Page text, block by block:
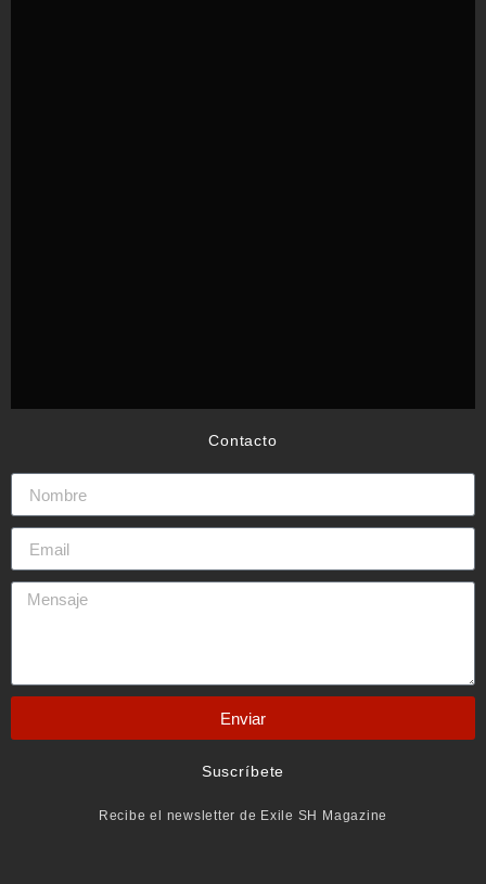
Contacto
Enviar
Suscríbete
Recibe el newsletter de Exile SH Magazine